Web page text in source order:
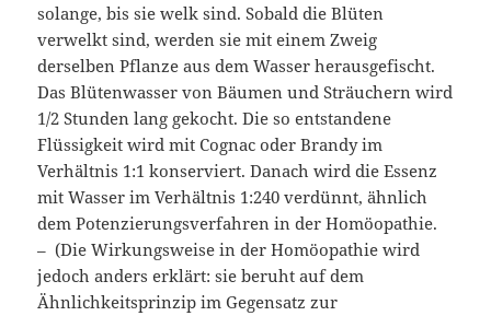
solange, bis sie welk sind. Sobald die Blüten
verwelkt sind, werden sie mit einem Zweig
derselben Pflanze aus dem Wasser herausgefischt.
Das Blütenwasser von Bäumen und Sträuchern wird
1/2 Stunden lang gekocht. Die so entstandene
Flüssigkeit wird mit Cognac oder Brandy im
Verhältnis 1:1 konserviert. Danach wird die Essenz
mit Wasser im Verhältnis 1:240 verdünnt, ähnlich
dem Potenzierungsverfahren in der Homöopathie.
– (Die Wirkungsweise in der Homöopathie wird
jedoch anders erklärt: sie beruht auf dem
Ähnlichkeitsprinzip im Gegensatz zur